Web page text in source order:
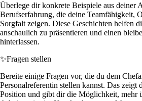
Überlege dir konkrete Beispiele aus deiner
Berufserfahrung, die deine Teamfähigkeit,
Sorgfalt zeigen. Diese Geschichten helfen
anschaulich zu präsentieren und einen
hinterlassen.
✨Fragen stellen
Bereite einige Fragen vor, die du dem
Personalreferentin stellen kannst. Das zeigt
Position und gibt dir die Möglichkeit, mehr